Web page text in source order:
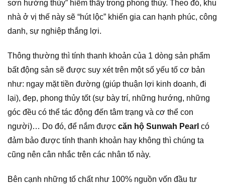
sơn hướng thủy” hiếm thấy trong phong thủy. Theo đó, khu
nhà ở vị thế này sẽ “hút lộc” khiến gia can hạnh phúc, công
danh, sự nghiệp thắng lợi.
Thông thường thì tính thanh khoản của 1 dòng sản phẩm
bất động sản sẽ được suy xét trên một số yếu tố cơ bản
như: ngay mặt tiền đường (giúp thuận lợi kinh doanh, đi
lại), đẹp, phong thủy tốt (sự bày trí, những hướng, những
góc đều có thể tác động đến tâm trạng và cơ thể con
người)… Do đó, để nắm được căn hộ Sunwah Pearl có
đảm bảo được tính thanh khoản hay không thì chúng ta
cũng nên cân nhắc trên các nhân tố này.
Bên cạnh những tố chất như 100% nguồn vốn đầu tư